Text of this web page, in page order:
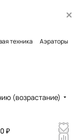
техника Аэраторы
(возрастание)
₽